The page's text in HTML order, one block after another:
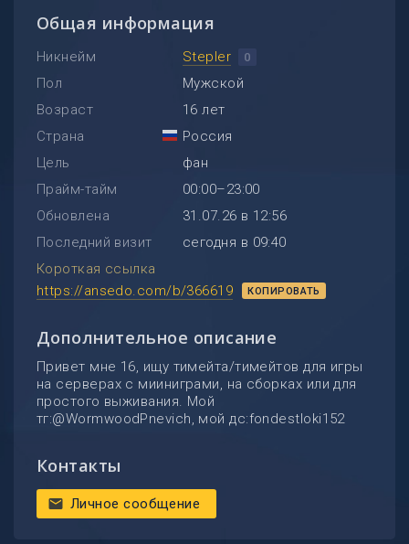
Общая информация
Никнейм Stepler 0
Пол
Мужской
Возраст
16 лет
Страна
Россия
Цель
фан
Прайм-тайм
00:00–23:00
Обновлена
31.07.26 в 12:56
Последний визит
сегодня в 09:40
Короткая ссылка
https://ansedo.com/b/366619
КОПИРОВАТЬ
Дополнительное описание
Привет мне 16, ищу тимейта/тимейтов для игры
на серверах с мииниграми, на сборках или для
простого выживания. Мой
тг:@WormwoodPnevich, мой дс:fondestloki152
Контакты
mail Личное сообщение